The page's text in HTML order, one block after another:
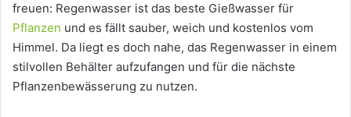
freuen: Regenwasser ist das beste Gießwasser für
Pflanzen und es fällt sauber, weich und kostenlos vom
Himmel. Da liegt es doch nahe, das Regenwasser in einem
stilvollen Behälter aufzufangen und für die nächste
Pflanzenbewässerung zu nutzen.